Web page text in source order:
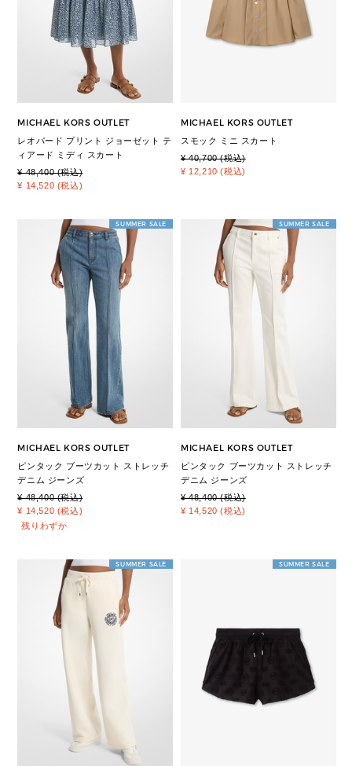
MICHAEL KORS OUTLET
レオパード プリント ジョーゼット テ
ィアード ミディ スカート
¥ 48,400 (税込)
¥ 14,520 (税込)
MICHAEL KORS OUTLET
スモック ミニ スカート
¥ 40,700 (税込)
¥ 12,210 (税込)
SUMMER SALE
MICHAEL KORS OUTLET
ピンタック ブーツカット ストレッチ
デニム ジーンズ
¥ 48,400 (税込)
¥ 14,520 (税込)
残りわずか
SUMMER SALE
MICHAEL KORS OUTLET
ピンタック ブーツカット ストレッチ
デニム ジーンズ
¥ 48,400 (税込)
¥ 14,520 (税込)
SUMMER SALE SUMMER SALE